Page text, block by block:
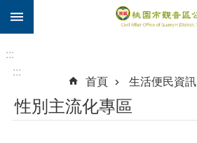
跳到主要內容區塊
市
民
:::
:::
首頁
生活便民資訊
性別主流化專區